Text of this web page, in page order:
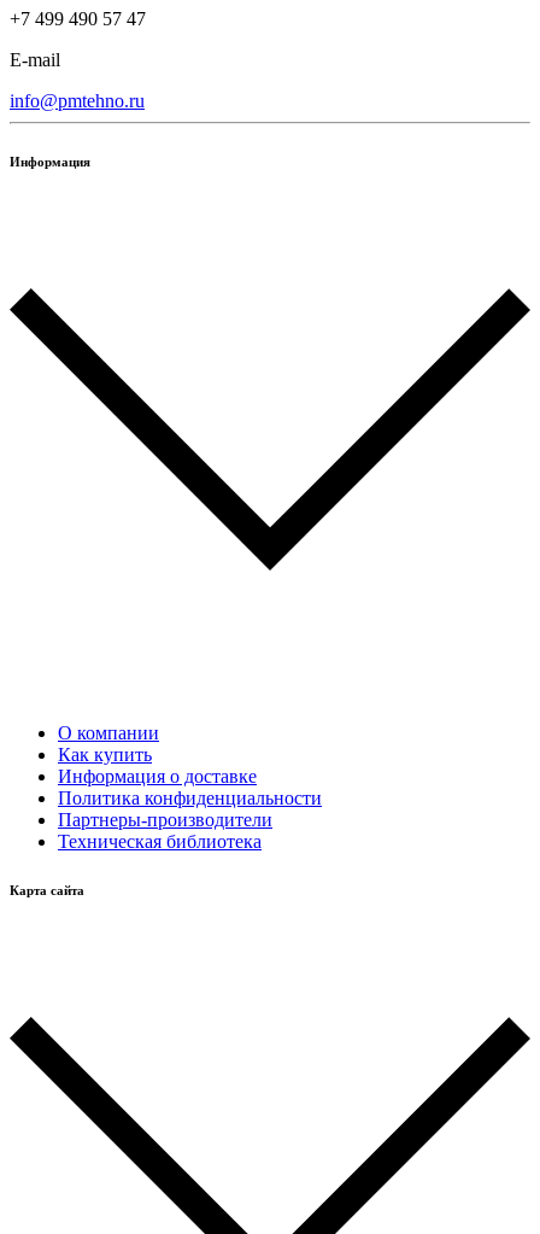
+7 499 490 57 47
E-mail
info@pmtehno.ru
Информация
О компании
Как купить
Информация о доставке
Политика конфиденциальности
Партнеры-производители
Техническая библиотека
Карта сайта